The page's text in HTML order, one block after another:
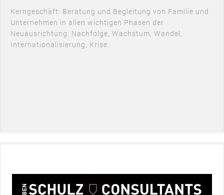
Kerngeschäft: Beratung und Begleitung von Familie und
Unternehmen in allen wichtigen Phasen der
Neuausrichtung: Nachfolge, Wachstum, Wandel,
Internationalisierung, Krise.